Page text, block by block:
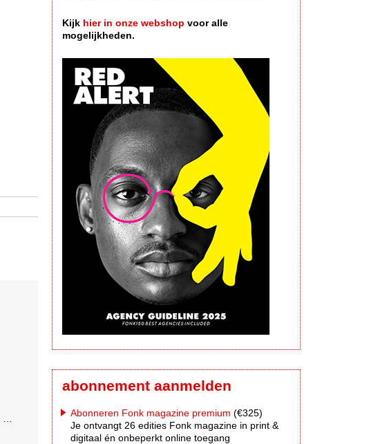
Kijk hier in onze webshop voor alle
mogelijkheden.
abonnement aanmelden
Abonneren Fonk magazine premium (€325)
Je ontvangt 26 edities Fonk magazine in print &
digitaal én onbeperkt online toegang